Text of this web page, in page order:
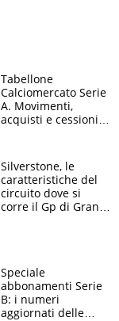
Tabellone
Calciomercato Serie
A. Movimenti,
acquisti e cessioni:
Silverstone, le
caratteristiche del
circuito dove si
corre il Gp di Gran
Speciale
abbonamenti Serie
B: i numeri
aggiornati delle